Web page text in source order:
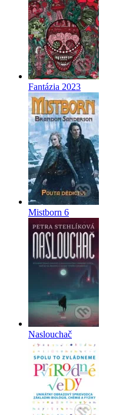
Fantázia 2023
Mistborn 6
Naslouchač